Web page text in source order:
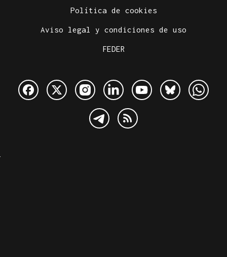
Política de cookies
Aviso legal y condiciones de uso
FEDER